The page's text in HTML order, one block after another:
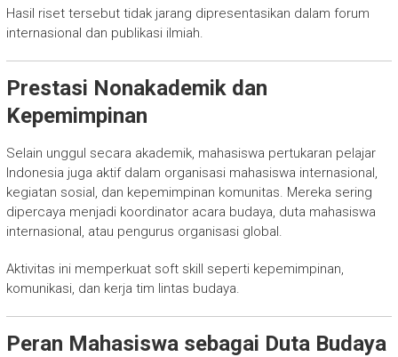
Hasil riset tersebut tidak jarang dipresentasikan dalam forum
internasional dan publikasi ilmiah.
Prestasi Nonakademik dan
Kepemimpinan
Selain unggul secara akademik, mahasiswa pertukaran pelajar
Indonesia juga aktif dalam organisasi mahasiswa internasional,
kegiatan sosial, dan kepemimpinan komunitas. Mereka sering
dipercaya menjadi koordinator acara budaya, duta mahasiswa
internasional, atau pengurus organisasi global.
Aktivitas ini memperkuat soft skill seperti kepemimpinan,
komunikasi, dan kerja tim lintas budaya.
Peran Mahasiswa sebagai Duta Budaya